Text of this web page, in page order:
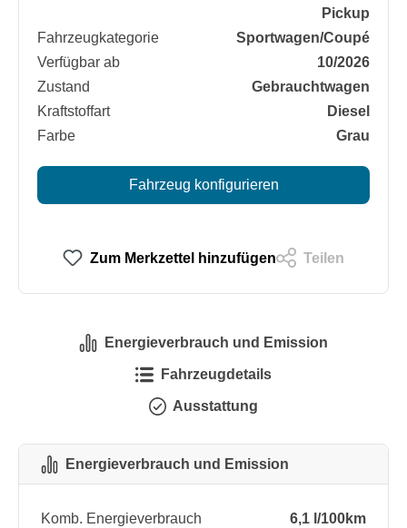
Pickup
Fahrzeugkategorie
Sportwagen/​Coupé
Verfügbar ab
10/2026
Zustand
Gebrauchtwagen
Kraftstoffart
Diesel
Farbe
Grau
Fahrzeug konfigurieren
Zum Merkzettel hinzufügen Teilen
Energieverbrauch und Emission
Fahrzeugdetails
Ausstattung
Energieverbrauch und Emission
Komb. Energieverbrauch
6,1 l/100km